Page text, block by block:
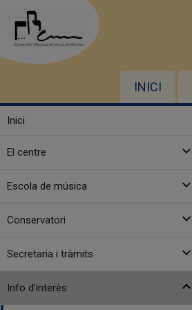
INICI
Inici
El centre expand_more
Escola de música expand_more
Conservatori expand_more
Secretaria i tràmits expand_more
Info d'interès expand_more